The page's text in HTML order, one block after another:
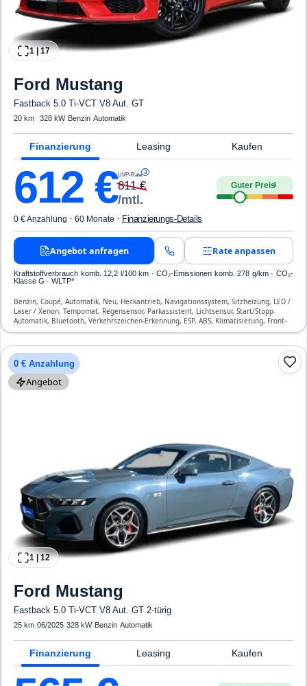
1 |17
Ford Mustang
Fastback 5.0 Ti-VCT V8 Aut. GT
20 km· ·328 kW· Benzin·Automatik
Finanzierung Leasing Kaufen
612 €UVP-Rate 3
811€
/mtl.
Guter Preis4
0 € Anzahlung · 60 Monate · Finanzierungs-Details
Angebot anfragen Rate anpassen
Kraftstoffverbrauch komb. 12,2 l/100 km · CO₂-Emissionen komb. 278 g/km · CO₂-
Klasse G · WLTP*
Benzin, Coupé, Automatik, Neu, Heckantrieb, Navigationssystem, Sitzheizung, LED /
Laser / Xenon, Tempomat, Regensensor, Parkassistent, Lichtsensor, Start/Stopp-
Automatik, Bluetooth, Verkehrszeichen-Erkennung, ESP, ABS, Klimatisierung, Front-
Airbags
0 € Anzahlung
Angebot
1 |12
Ford Mustang
Fastback 5.0 Ti-VCT V8 Aut. GT 2-türig
25 km·06/2025·328 kW· Benzin·Automatik
Finanzierung Leasing Kaufen